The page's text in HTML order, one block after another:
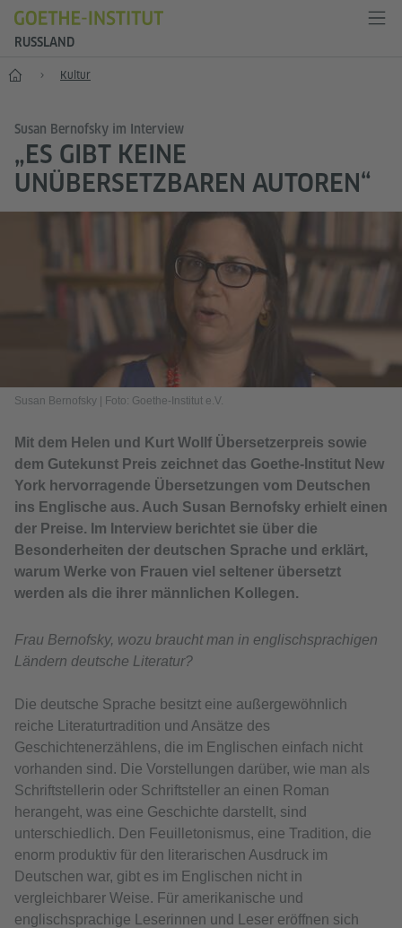
RUSSLAND
Start Kultur
Susan Bernofsky im Interview
„ES GIBT KEINE
UNÜBERSETZBAREN AUTOREN“
Susan Bernofsky Foto: Goethe-Institut e.V.
Mit dem Helen und Kurt Wollf Übersetzerpreis sowie
dem Gutekunst Preis zeichnet das Goethe-Institut New
York hervorragende Übersetzungen vom Deutschen
ins Englische aus. Auch Susan Bernofsky erhielt einen
der Preise. Im Interview berichtet sie über die
Besonderheiten der deutschen Sprache und erklärt,
warum Werke von Frauen viel seltener übersetzt
werden als die ihrer männlichen Kollegen.
Frau Bernofsky, wozu braucht man in englischsprachigen
Ländern deutsche Literatur?
Die deutsche Sprache besitzt eine außergewöhnlich
reiche Literaturtradition und Ansätze des
Geschichtenerzählens, die im Englischen einfach nicht
vorhanden sind. Die Vorstellungen darüber, wie man als
Schriftstellerin oder Schriftsteller an einen Roman
herangeht, was eine Geschichte darstellt, sind
unterschiedlich. Den Feuilletonismus, eine Tradition, die
enorm produktiv für den literarischen Ausdruck im
Deutschen war, gibt es im Englischen nicht in
vergleichbarer Weise. Für amerikanische und
englischsprachige Leserinnen und Leser eröffnen sich